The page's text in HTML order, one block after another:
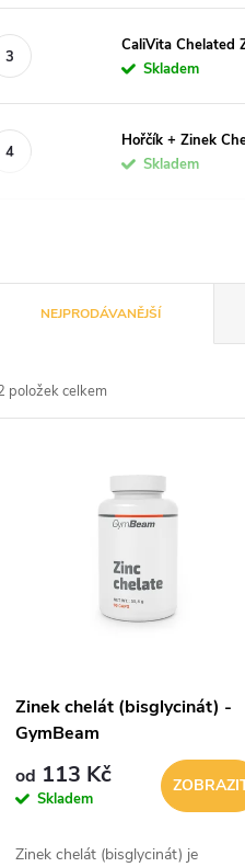
CaliVita Chelated
Skladem
Hořčík + Zinek
Skladem
NEJPRODÁVANĚJŠÍ
položek celkem
Zinek chelát (bisglycinát) -
GymBeam
od 113 Kč
Skladem
Zinek chelát (bisglycinát) je